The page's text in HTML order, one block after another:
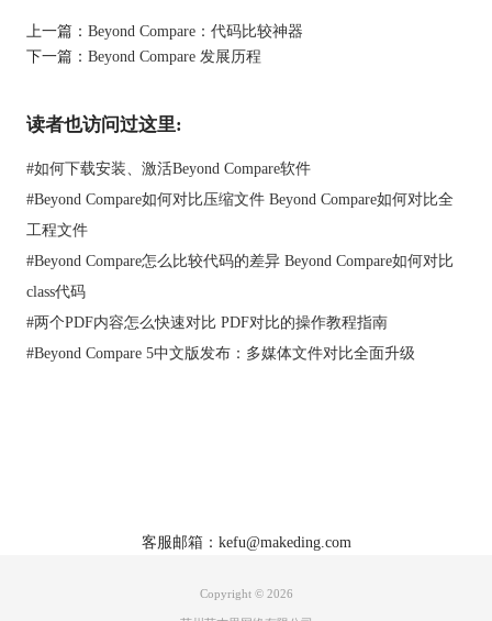
DiffMerge比较代码界面示例
3. WinMerge
WinMerge是一款运行于Windows系统下的免费开源的文件比较/合
与文件夹之间的文件差异。文件夹的比较结果采用字段式（标签
上一篇： Beyond Compare：代码比较神器
下一篇： Beyond Compare 发展历程
读者也访问过这里:
#如何下载安装、激活Beyond Compare软件
#Beyond Compare如何对比压缩文件 Beyond Compare如何对比全
工程文件
#Beyond Compare怎么比较代码的差异 Beyond Compare如何对比
class代码
#两个PDF内容怎么快速对比 PDF对比的操作教程指南
#Beyond Compare 5中文版发布：多媒体文件对比全面升级
客服邮箱：kefu@makeding.com
Copyright © 2026